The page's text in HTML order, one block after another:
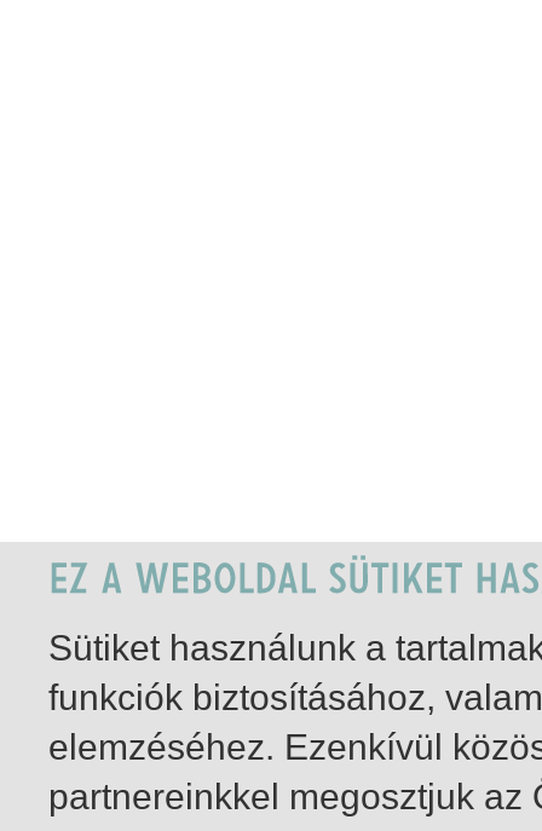
Sütiket használunk a
funkciók biztosításához,
elemzéséhez. Ezenkívül
partnereinkkel megosztjuk